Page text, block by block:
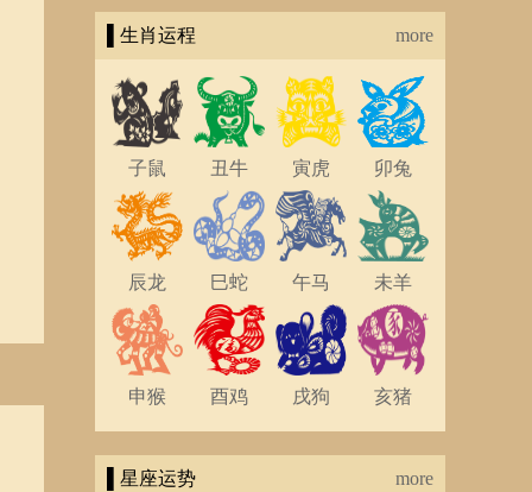
▌生肖运程 more
子鼠 丑牛 寅虎 卯兔
辰龙 巳蛇 午马 未羊
申猴 酉鸡 戌狗 亥猪
▌星座运势 more